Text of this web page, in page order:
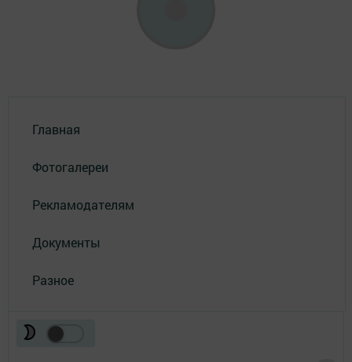
Главная
Фотогалереи
Рекламодателям
Документы
Разное